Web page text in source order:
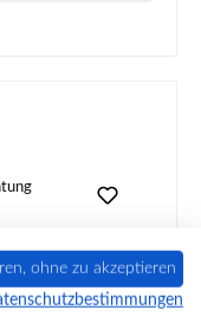
ohne zu akzeptieren